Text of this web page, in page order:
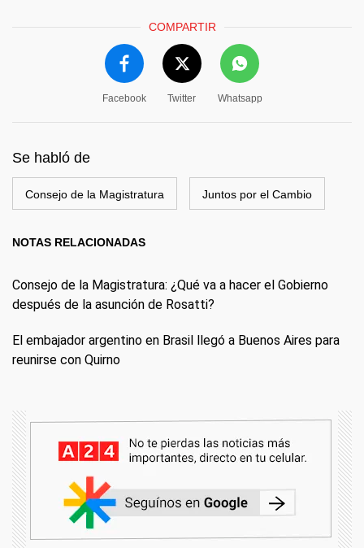
COMPARTIR
Facebook Twitter Whatsapp
Se habló de
Consejo de la Magistratura Juntos por el Cambio
NOTAS RELACIONADAS
Consejo de la Magistratura: ¿Qué va a hacer el Gobierno
después de la asunción de Rosatti?
El embajador argentino en Brasil llegó a Buenos Aires para
reunirse con Quirno